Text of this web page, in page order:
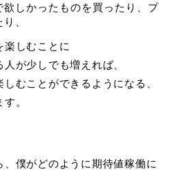
欲しかったものを買ったり、プ
、
楽しむことに
が少しでも増えれば、
むことができるようになる、
。
、僕がどのように期待値稼働に